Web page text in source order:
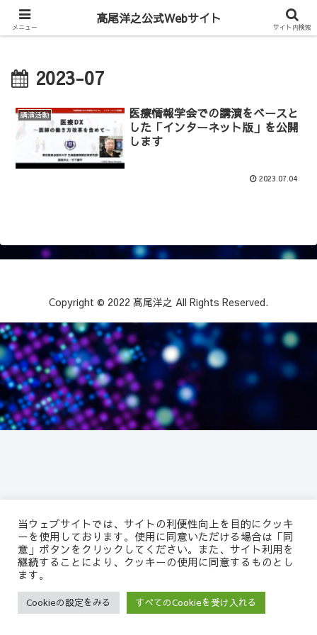
Hiroyuki Takao Official Web
2023-07
講演活動
医療情報学会での講演をベースと
した「インターネット版」を公開
します
2023.07.04
Copyright © 2022 髙尾洋之 All Rights Reserved.
メニュー
髙尾洋之公式Webサイト
サイト内検索
メニュー
イト
サイト内検索
当ウェブサイトでは、サイトの利便性向上を目的にクッキ
ーを使用しております。使用に同意いただける場合は「同
意」ボタンをクリックしてください。また、サイト利用を
継続することにより、クッキーの使用に同意するものとし
ます。
Cookieの設定をみる すべてのCookieを受け入れる